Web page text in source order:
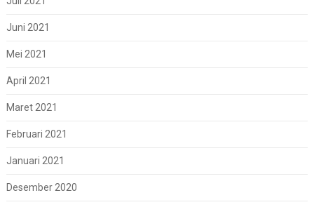
Juni 2021
Mei 2021
April 2021
Maret 2021
Februari 2021
Januari 2021
Desember 2020